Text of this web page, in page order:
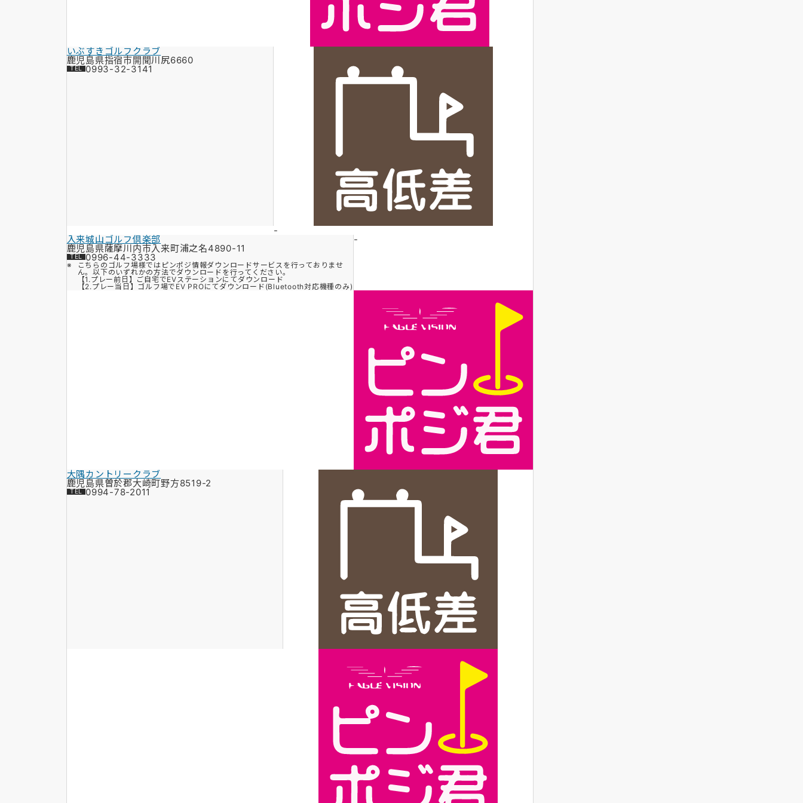
いぶすきゴルフクラブ
鹿児島県指宿市開聞川尻6660
0993-32-3141
-
入来城山ゴルフ倶楽部
鹿児島県薩摩川内市入来町浦之名4890-11
0996-44-3333
こちらのゴルフ場様ではピンポジ情報ダウンロードサービスを行っておりませ
ん。以下のいずれかの方法でダウンロードを行ってください。
【1.プレー前日】ご自宅でEVステーションにてダウンロード
【2.プレー当日】ゴルフ場でEV PROにてダウンロード(Bluetooth対応機種のみ)
-
大隅カントリークラブ
鹿児島県曽於郡大崎町野方8519-2
0994-78-2011